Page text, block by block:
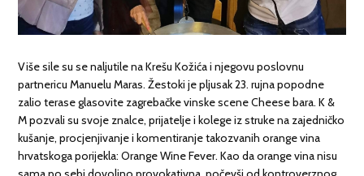
Više sile su se naljutile na Krešu Kožića i njegovu poslovnu
partnericu Manuelu Maras. Žestoki je pljusak 23. rujna popodne
zalio terase glasovite zagrebačke vinske scene Cheese bara. K &
M pozvali su svoje znalce, prijatelje i kolege iz struke na zajedničko
kušanje, procjenjivanje i komentiranje takozvanih orange vina
hrvatskoga porijekla: Orange Wine Fever. Kao da orange vina nisu